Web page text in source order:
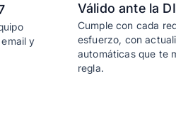
y
Válido ante la
Cumple con cada
esfuerzo, con
automáticas que te
regla.